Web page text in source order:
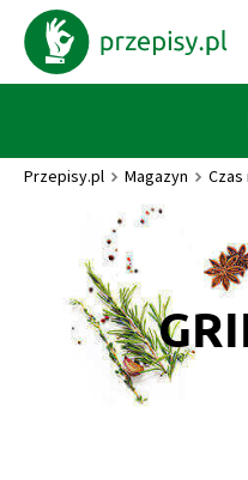
Przepisy.pl Magazyn Czas